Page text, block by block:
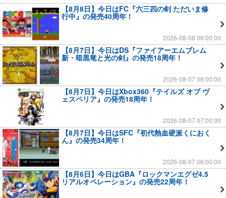
【8月8日】今日はFC『六三四の剣 ただいま修
行中』の発売40周年！
2026-08-08 06:00:00
【8月7日】今日はDS『ファイアーエムブレム
新・暗黒竜と光の剣』の発売18周年！
2026-08-07 08:00:00
【8月7日】今日はXbox360『テイルズ オブ ヴ
ェスペリア』の発売18周年！
2026-08-07 07:00:00
【8月7日】今日はSFC『初代熱血硬派くにおく
ん』の発売34周年！
2026-08-07 06:00:00
【8月6日】今日はGBA『ロックマンエグゼ4.5
リアルオペレーション』の発売22周年！